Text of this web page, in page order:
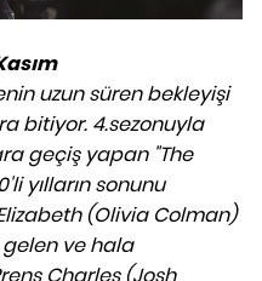
uzun süren bekleyişi
bitiyor. 4.sezonuyla
geçiş yapan "The
yılların sonunu
(Olivia Colman)
gelen ve hala